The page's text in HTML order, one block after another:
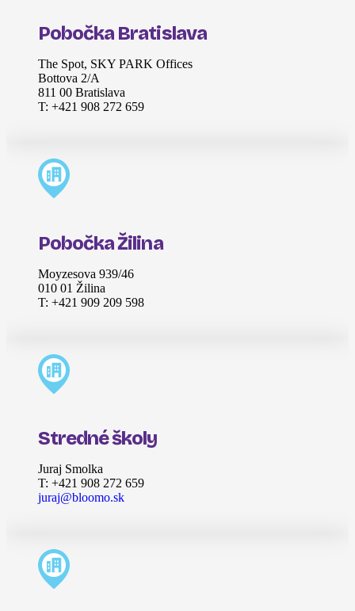
Pobočka Bratislava
The Spot, SKY PARK Offices
Bottova 2/A
811 00 Bratislava
T: +421 908 272 659
Pobočka Žilina
Moyzesova 939/46
010 01 Žilina
T: +421 909 209 598
Stredné školy
Juraj Smolka
T: +421 908 272 659
juraj@bloomo.sk